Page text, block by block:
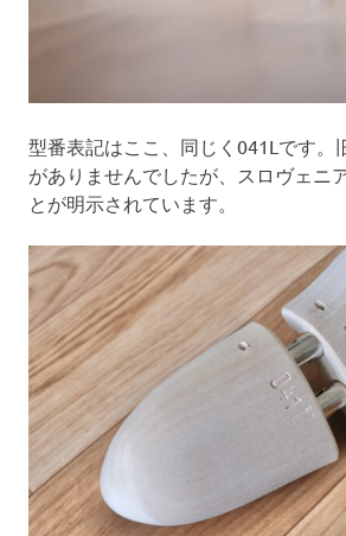
型番表記はここ、同じく041Lです。
がありませんでしたが、スロヴェニ
とが明示されています。